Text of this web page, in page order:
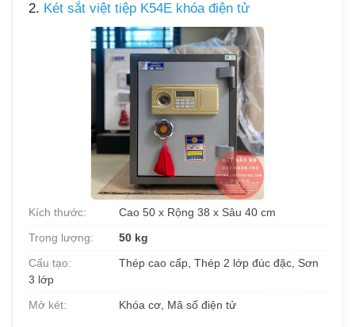
2. Két sắt việt tiệp K54E khóa điện tử
Kích thước:
Cao 50 x Rộng 38 x Sâu 40 cm
Trọng lượng:
50 kg
Cấu tạo:
Thép cao cấp, Thép 2 lớp đúc đặc, Sơn
3 lớp
Mở két:
Khóa cơ, Mã số điện tử